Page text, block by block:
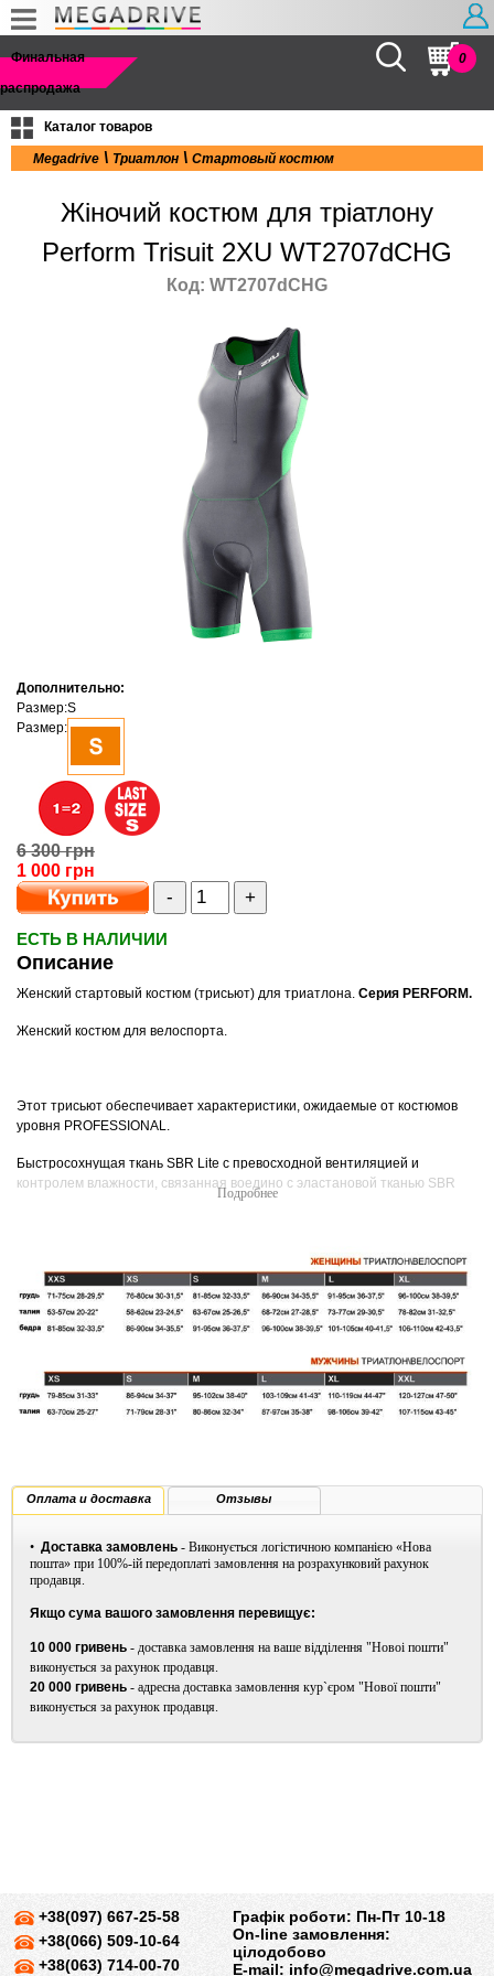
Финальная
распродажа
Найти 0
Каталог товаров
Megadrive \ Триатлон \ Стартовый костюм
Жіночий костюм для тріатлону
Perform Trisuit 2XU WT2707dCHG
Код: WT2707dCHG
Дополнительно:
Размер:S
Размер:
6 300 грн
1 000 грн
- +
ЕСТЬ В НАЛИЧИИ
Описание
Женский стартовый костюм (трисьют) для триатлона. Серия PERFORM.
Женский костюм для велоспорта.
Этот трисьют обеспечивает характеристики, ожидаемые от костюмов
уровня PROFESSIONAL.
Быстросохнущая ткань SBR Lite с превосходной вентиляцией и
контролем влажности, связанная воедино с эластановой тканью SBR
Power 70D для поддержки мышц и повышения выносливости, особенно
обеспечивая свободу действий во время бега. Важные дополнительные
функции включают плоскую строчку, 1/4 молнию спереди,
безсиликоновые манжеты Y ELASTIC Grip на бёдрах для комфортной
посадки.
Уникальные свойства:
- Антинатирающая плоская строчка для эластичности и гладкости
- Вело-памперс LD Chamoix
Эксклюзивные технологии ткани:
- SBR Power.
Идеальное решение для трёх дисциплин триатлона.
Оплата и доставка Отзывы
• Доставка замовлень- Виконується логістичною компанією «Нова
пошта» при 100%-ій передоплаті замовлення на розрахунковий рахунок
продавця.
Якщо сума вашого замовлення перевищує:
10 000 гривень- доставка замовлення на ваше відділення "Новоі пошти"
виконується за рахунок продавця.
20 000 гривень- адресна доставка замовлення кур`єром "Нової пошти"
виконується за рахунок продавця.
+38(097) 667-25-58
+38(066) 509-10-64
+38(063) 714-00-70
Графік роботи: Пн-Пт 10-18
On-line замовлення:
цілодобово
E-mail: info@megadrive.com.ua